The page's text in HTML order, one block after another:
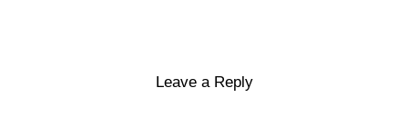
Leave a Reply